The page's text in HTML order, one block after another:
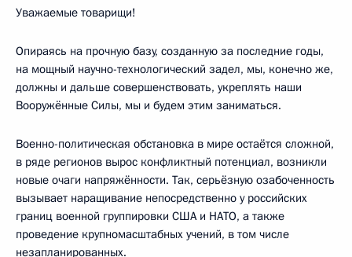
Уважаемые товарищи!
Опираясь на прочную базу, созданную за последние годы,
на мощный научно-технологический задел, мы, конечно же,
должны и дальше совершенствовать, укреплять наши
Вооружённые Силы, мы и будем этим заниматься.
Военно-политическая обстановка в мире остаётся сложной,
в ряде регионов вырос конфликтный потенциал, возникли
новые очаги напряжённости. Так, серьёзную озабоченность
вызывает наращивание непосредственно у российских
границ военной группировки США и НАТО, а также
проведение крупномасштабных учений, в том числе
незапланированных.